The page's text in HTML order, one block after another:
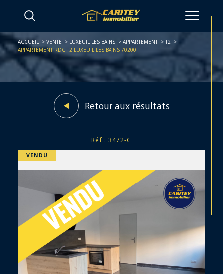
ACCUEIL VENTE LUXEUIL LES BAINS APPARTEMENT
T2
APPARTEMENT RDC T2 LUXEUIL LES BAINS 70200
Retour aux résultats
Réf : 3472-C
VENDU